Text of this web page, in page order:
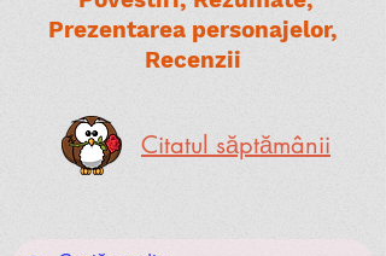
Prezentarea personajelor,
Recenzii
Citatul săptămânii